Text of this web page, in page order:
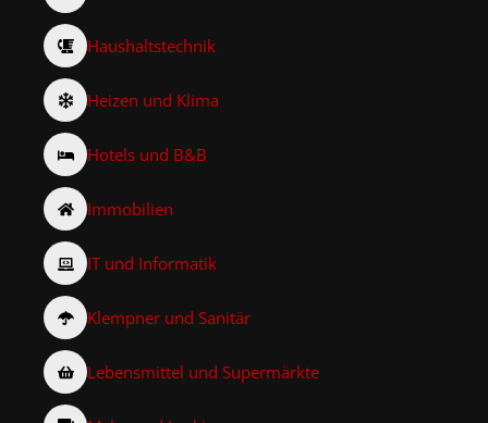
Haushaltstechnik
Heizen und Klima
Hotels und B&B
Immobilien
IT und Informatik
Klempner und Sanitär
Lebensmittel und Supermärkte